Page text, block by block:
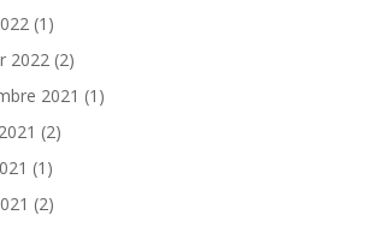
(1)
2022 (2)
2021 (1)
(2)
(1)
(2)